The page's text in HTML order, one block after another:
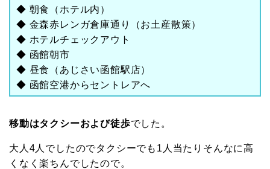
◆ 朝食（ホテル内）
◆ 金森赤レンガ倉庫通り（お土産散策）
◆ ホテルチェックアウト
◆ 函館朝市
◆ 昼食（あじさい函館駅店）
◆ 函館空港からセントレアへ
移動はタクシーおよび徒歩でした。
大人4人でしたのでタクシーでも1人当たりそんなに高
くなく楽ちんでしたので。